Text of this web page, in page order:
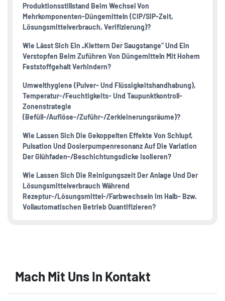
Produktionsstillstand Beim Wechsel Von
Mehrkomponenten-Düngemitteln (CIP/SIP-Zeit,
Lösungsmittelverbrauch, Verifizierung)?
Wie Lässt Sich Ein „Klettern Der Saugstange“ Und Ein
Verstopfen Beim Zuführen Von Düngemitteln Mit Hohem
Feststoffgehalt Verhindern?
Umwelthygiene (Pulver- Und Flüssigkeitshandhabung),
Temperatur-/Feuchtigkeits- Und Taupunktkontroll-
Zonenstrategie
(Befüll-/Auflöse-/Zuführ-/Zerkleinerungsräume)?
Wie Lassen Sich Die Gekoppelten Effekte Von Schlupf,
Pulsation Und Dosierpumpenresonanz Auf Die Variation
Der Glühfaden-/Beschichtungsdicke Isolieren?
Wie Lassen Sich Die Reinigungszeit Der Anlage Und Der
Lösungsmittelverbrauch Während
Rezeptur-/Lösungsmittel-/Farbwechseln Im Halb- Bzw.
Vollautomatischen Betrieb Quantifizieren?
Mach Mit Uns In Kontakt